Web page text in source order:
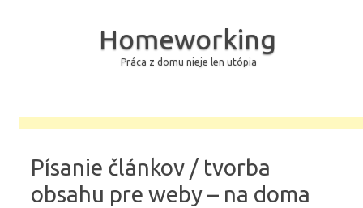
Homeworking
Práca z domu nieje len utópia
Písanie článkov / tvorba
obsahu pre weby – na doma